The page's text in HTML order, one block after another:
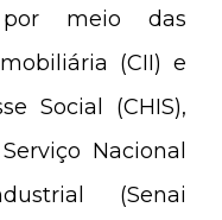
meio das
(CII) e
Social (CHIS),
Nacional
(Senai